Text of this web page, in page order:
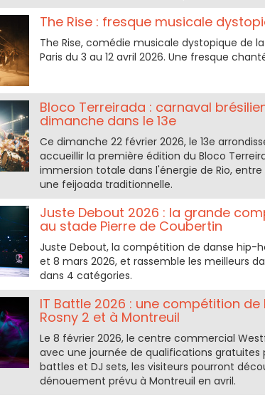
The Rise : fresque musicale
The Rise, comédie musicale dystopique de
Paris du 3 au 12 avril 2026. Une fresque
Bloco Terreirada : carnaval
dimanche dans le 13e
Ce dimanche 22 février 2026, le 13e
accueillir la première édition du Bloco
immersion totale dans l'énergie de Rio,
une feijoada traditionnelle.
Juste Debout 2026 : la grande
au stade Pierre de Coubertin
Juste Debout, la compétition de danse hip-
et 8 mars 2026, et rassemble les meilleurs
dans 4 catégories.
IT Battle 2026 : une compétition
Rosny 2 et à Montreuil
Le 8 février 2026, le centre commercial
avec une journée de qualifications gratuites
battles et DJ sets, les visiteurs pourront
dénouement prévu à Montreuil en avril.